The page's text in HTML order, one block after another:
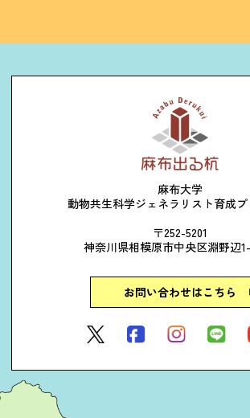
麻布大学
動物共生科学ジェネラリスト育成
〒252-5201
神奈川県相模原市中央区淵野辺1-
お問い合わせはこちら